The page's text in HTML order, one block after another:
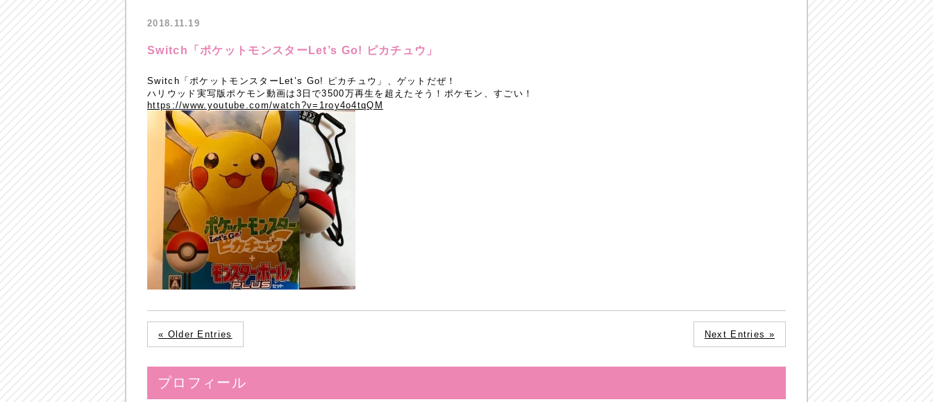
2018.11.19
Switch「ポケットモンスターLet’s Go! ピカチュウ」
Switch「ポケットモンスターLet’s Go! ピカチュウ」、ゲットだぜ！
ハリウッド実写版ポケモン動画は3日で3500万再生を超えたそう！ポケモン、すごい！
https://www.youtube.com/watch?v=1roy4o4tqQM
« Older Entries Next Entries »
プロフィール